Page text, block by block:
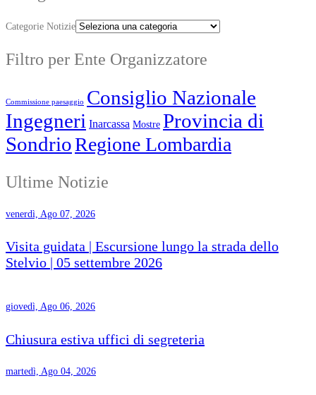
Categorie Notizie
Filtro per Ente Organizzatore
Commissione paesaggio Consiglio Nazionale
Ingegneri Inarcassa Mostre Provincia di
SondrioRegione Lombardia
Ultime Notizie
venerdì, Ago 07, 2026
Visita guidata | Escursione lungo la strada dello
Stelvio | 05 settembre 2026
giovedì, Ago 06, 2026
Chiusura estiva uffici di segreteria
martedì, Ago 04, 2026